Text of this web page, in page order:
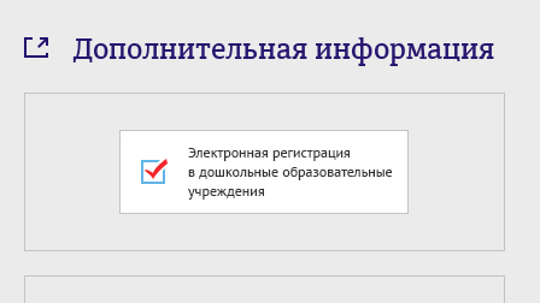
Дополнительная информация